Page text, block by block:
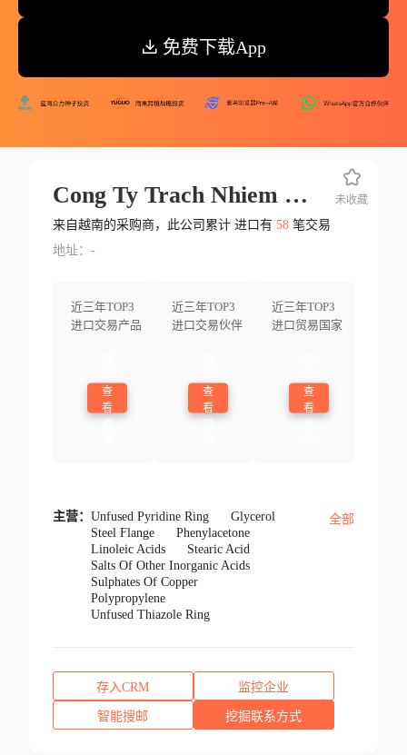
免费下载App
Cong Ty Trach Nhiem Huu Han Thuong Mai Dich Vu Hoa Chat Tuong Ngoc
来自越南的采购商，此公司累计 进口有 58笔交易
地址：-
近三年TOP3
进口交易产品
查
看
近三年TOP3
进口交易伙伴
查
看
近三年TOP3
进口贸易国家
查
看
未收藏
主营： Unfused Pyridine Ring
Glycerol
Steel Flange
Phenylacetone
Linoleic Acids
Stearic Acid
Salts Of Other Inorganic Acids
Sulphates Of Copper
Polypropylene
Unfused Thiazole Ring
全部
存入CRM 监控企业
智能搜邮 挖掘联系方式